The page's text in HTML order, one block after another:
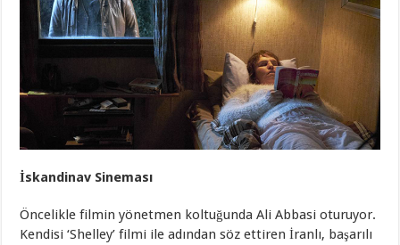
İskandinav Sineması
Öncelikle filmin yönetmen koltuğunda Ali Abbasi oturuyor.
Kendisi ‘Shelley’ filmi ile adından söz ettiren İranlı, başarılı